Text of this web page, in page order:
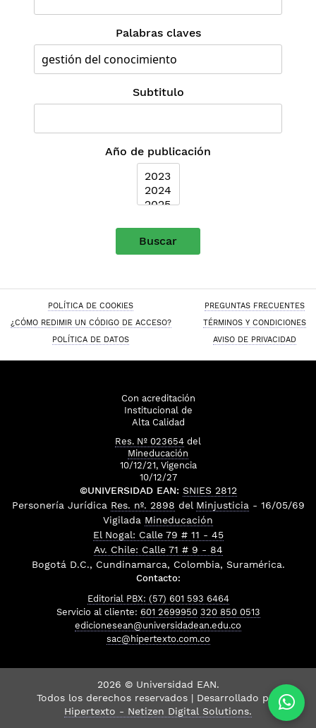
Palabras claves
Subtitulo
Año de publicación
Buscar
POLÍTICA DE COOKIES
PREGUNTAS FRECUENTES
¿CÓMO REDIMIR UN CÓDIGO DE ACCESO?
TÉRMINOS Y CONDICIONES
POLÍTICA DE DATOS
AVISO DE PRIVACIDAD
Con acreditación
Institucional de
Alta Calidad
Res. Nº 023654 del
Mineducación
10/12/21, Vigencia
10/12/27
©UNIVERSIDAD EAN: SNIES 2812
Personería Jurídica Res. nº. 2898 del Minjusticia - 16/05/69
Vigilada Mineducación
El Nogal: Calle 79 # 11 - 45
Av. Chile: Calle 71 # 9 - 84
Bogotá D.C., Cundinamarca, Colombia, Suramérica.
Contacto:
Editorial PBX: (57) 601 593 6464
Servicio al cliente: 601 2699950 320 850 0513
edicionesean@universidadean.edu.co
sac@hipertexto.com.co
2026 © Universidad EAN.
Todos los derechos reservados | Desarrollado por
Hipertexto - Netizen Digital Solutions.